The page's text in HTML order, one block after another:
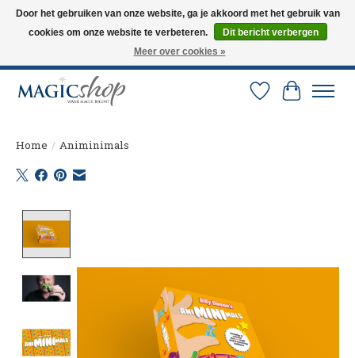
Altijd de nieuwste trucs op voorraad. Snelle verzending via PostNL en DHL.
Langskomen in onze winkel? Bel of mail om een afspraak te maken. 0251-
Verlanglijst
Home / Animinimals
Door het gebruiken van onze website, ga je akkoord met het gebruik van
cookies om onze website te verbeteren.
Dit bericht verbergen
Meer over cookies »